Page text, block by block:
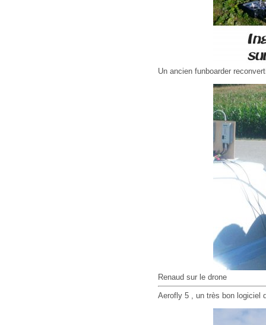
Un ancien funboarder
Renaud sur le drone
Aerofly 5 , un très bon logiciel